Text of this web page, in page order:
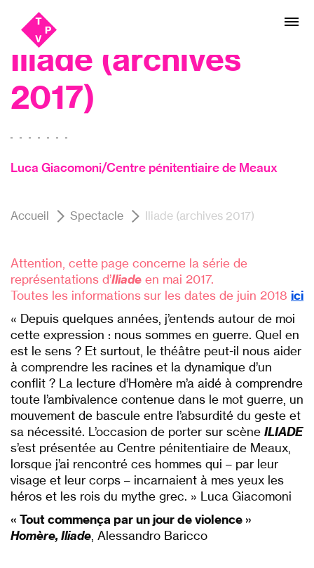
Aller
au
menu
Aller au
contenu
made in TPV, Théâtre
Iliade (archives
2017)
Luca Giacomoni/Centre pénitentiaire de Meaux
Accueil Spectacle Iliade (archives 2017)
Attention, cette page concerne la série de
représentations d’Iliade en mai 2017.
Toutes les informations sur les dates de juin 2018 ici
« Depuis quelques années, j’entends autour de moi
cette expression : nous sommes en guerre. Quel en
est le sens ? Et surtout, le théâtre peut-il nous aider
à comprendre les racines et la dynamique d’un
conflit ? La lecture d’Homère m’a aidé à comprendre
toute l’ambivalence contenue dans le mot guerre, un
mouvement de bascule entre l’absurdité du geste et
sa nécessité. L’occasion de porter sur scène ILIADE
s’est présentée au Centre pénitentiaire de Meaux,
lorsque j’ai rencontré ces hommes qui – par leur
visage et leur corps – incarnaient à mes yeux les
héros et les rois du mythe grec. » Luca Giacomoni
« Tout commença par un jour de violence »
Homère, Iliade, Alessandro Baricco